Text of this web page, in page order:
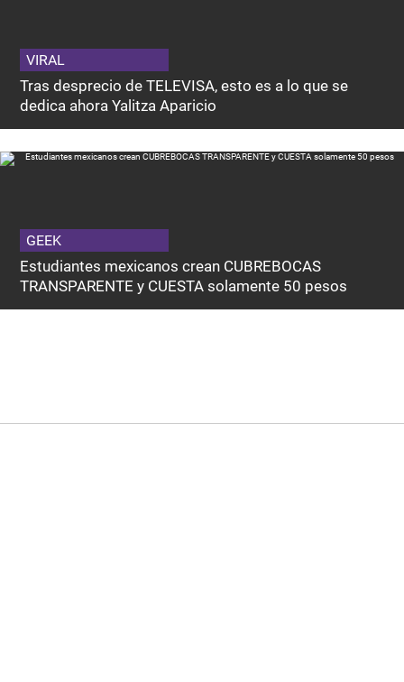
VIRAL
Tras desprecio de TELEVISA, esto es a lo que se
dedica ahora Yalitza Aparicio
GEEK
Estudiantes mexicanos crean CUBREBOCAS
TRANSPARENTE y CUESTA solamente 50 pesos